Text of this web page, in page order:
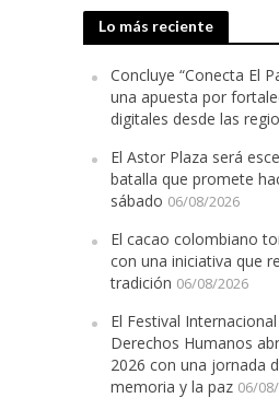
Lo más reciente
Concluye “Conecta El
una apuesta por
digitales desde las
El Astor Plaza será
batalla que promete
sábado 06/08/2026
El cacao colombiano
con una iniciativa que
tradición 06/08/2026
El Festival
Derechos Humanos
2026 con una jornada
memoria y la paz 06/